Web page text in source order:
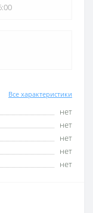
Все характеристики
нет
нет
нет
нет
нет